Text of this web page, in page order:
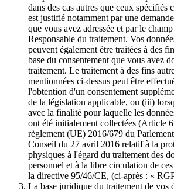
dans des cas autres que ceux spécifiés
est justifié notamment par une
que vous avez adressée et par le
Responsable du traitement. Vos
peuvent également être traitées à des
base du consentement que vous avez
traitement. Le traitement à des fins
mentionnées ci-dessus peut être
l'obtention d'un consentement
de la législation applicable, ou (iii)
avec la finalité pour laquelle les
ont été initialement collectées (Article
règlement (UE) 2016/679 du
Conseil du 27 avril 2016 relatif à la
physiques à l'égard du traitement des
personnel et à la libre circulation de
la directive 95/46/CE, (ci-après : «
La base juridique du traitement de vos